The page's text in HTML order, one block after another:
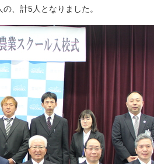
、計5人となりました。